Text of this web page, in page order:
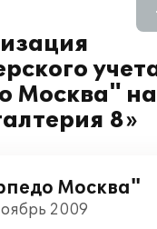
Москва"
8»
Москва"
2009